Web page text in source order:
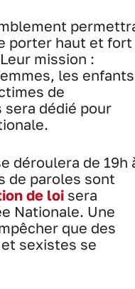
porter haut et fort
mission :
les enfants
de
dédié pour
déroulera de 19h
de paroles sont
de loi sera
Nationale. Une
que des
sexistes se